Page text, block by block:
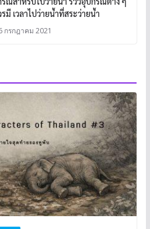
มี เวลาไปว่ายน้ำที่สระว่ายน้ำ
กรกฎาคม 2021